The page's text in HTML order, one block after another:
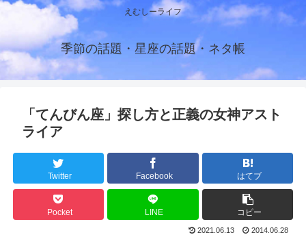
えむしーライフ
季節の話題・星座の話題・ネタ帳
「てんびん座」探し方と正義の女神アスト
ライア
Twitter Facebook はてブ
Pocket LINE コピー
2021.06.13 2014.06.28